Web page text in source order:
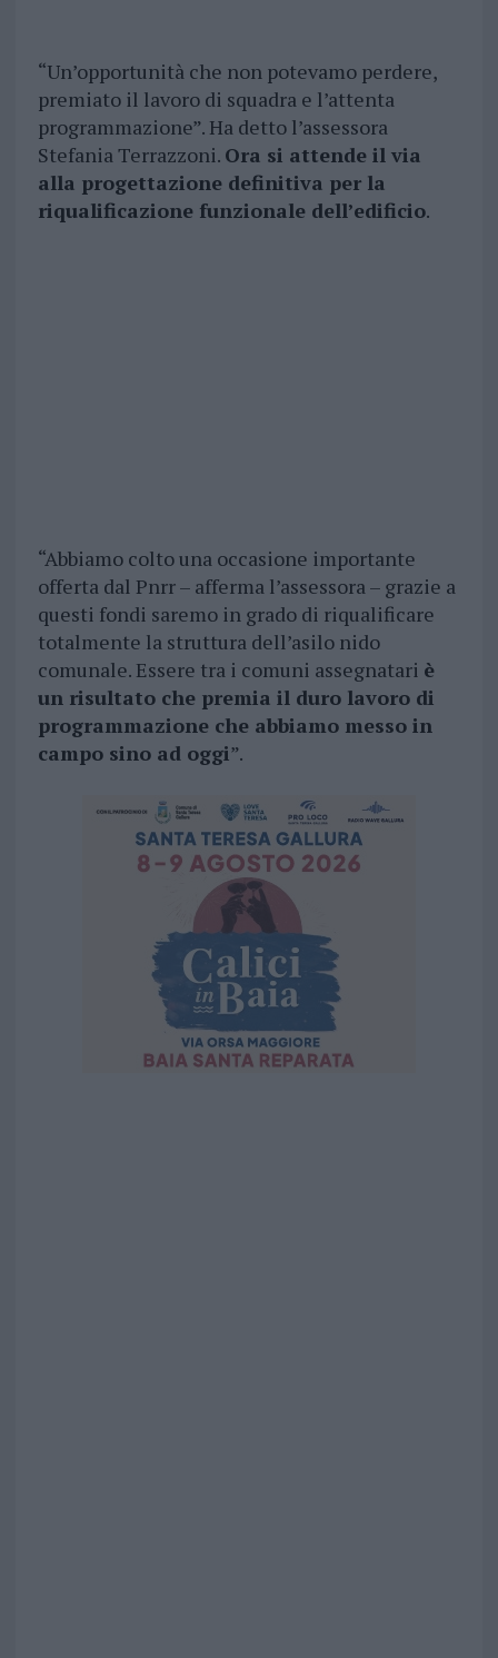
“Un’opportunità che non potevamo perdere,
premiato il lavoro di squadra e l’attenta
programmazione”. Ha detto l’assessora
Stefania Terrazzoni. Ora si attende il via
alla progettazione definitiva per la
riqualificazione funzionale dell’edificio.
“Abbiamo colto una occasione importante
offerta dal Pnrr – afferma l’assessora – grazie a
questi fondi saremo in grado di riqualificare
totalmente la struttura dell’asilo nido
comunale. Essere tra i comuni assegnatari è
un risultato che premia il duro lavoro di
programmazione che abbiamo messo in
campo sino ad oggi”.